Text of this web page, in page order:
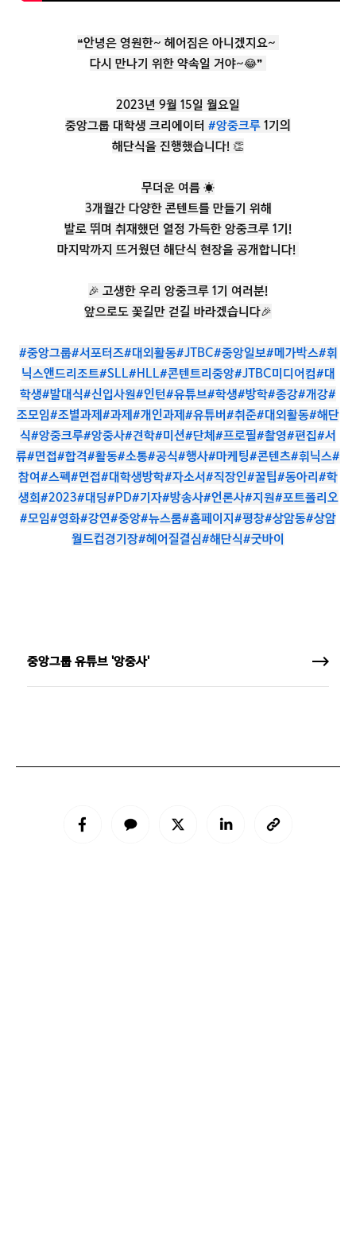
❝안녕은 영원한~ 헤어짐은 아니겠지요~
다시 만나기 위한 약속일 거야~😂❞
2023년 9월 15일 월요일
중앙그룹 대학생 크리에이터 #앙중크루 1기의
해단식을 진행했습니다! 👏
무더운 여름 ☀
3개월간 다양한 콘텐트를 만들기 위해
발로 뛰며 취재했던 열정 가득한 앙중크루 1기!
마지막까지 뜨거웠던 해단식 현장을 공개합니다! ​
🎉 고생한 우리 앙중크루 1기 여러분!
앞으로도 꽃길만 걷길 바라겠습니다🎉
#중앙그룹#서포터즈#대외활동#JTBC#중앙일보#메가박스#휘
닉스앤드리조트#SLL#HLL#콘텐트리중앙#JTBC미디어컴#대
학생#발대식#신입사원#인턴#유튜브#학생#방학#종강#개강#
조모임#조별과제 #과제 #개인과제 #유튜버#취준#대외활동#해단
식#앙중크루#앙중사#견학#미션#단체 #프로필#촬영#편집#서
류#면접#합격#활동#소통#공식#행사#마케팅#콘텐츠#휘닉스#
참여#스펙#면접#대학생방학#자소서#직장인#꿀팁#동아리 #학
생회 #2023#대딩#PD#기자#방송사#언론사#지원#포트폴리오
#모임#영화#강연#중앙#뉴스룸#홈페이지 #평창#상암동#상암
월드컵경기장#헤어질결심#해단식#굿바이
중앙그룹 유튜브 '앙중사'